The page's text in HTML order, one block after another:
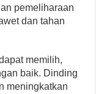
pemeliharaan
dan tahan
memilih,
baik. Dinding
meningkatkan